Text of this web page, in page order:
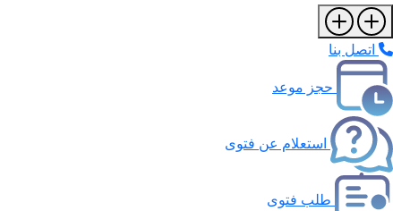
اتصل بنا
حجز موعد
استعلام عن فتوى
طلب فتوى